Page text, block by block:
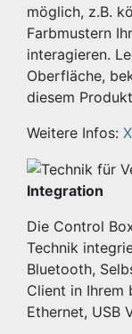
möglich, z.B.
Farbmustern
interagieren.
Oberfläche,
diesem
Weitere Infos:
Integration
Die Control
Technik
Bluetooth,
Client in Ihrem
Ethernet, USB